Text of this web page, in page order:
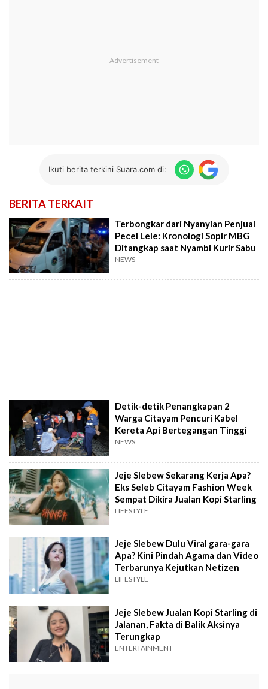
Ikuti berita terkini Suara.com di:
BERITA TERKAIT
Terbongkar dari Nyanyian Penjual
Pecel Lele: Kronologi Sopir MBG
Ditangkap saat Nyambi Kurir Sabu
NEWS
Detik-detik Penangkapan 2
Warga Citayam Pencuri Kabel
Kereta Api Bertegangan Tinggi
NEWS
Jeje Slebew Sekarang Kerja Apa?
Eks Seleb Citayam Fashion Week
Sempat Dikira Jualan Kopi Starling
LIFESTYLE
Jeje Slebew Dulu Viral gara-gara
Apa? Kini Pindah Agama dan Video
Terbarunya Kejutkan Netizen
LIFESTYLE
Jeje Slebew Jualan Kopi Starling di
Jalanan, Fakta di Balik Aksinya
Terungkap
ENTERTAINMENT